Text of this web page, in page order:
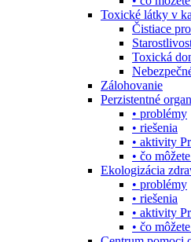
Toxické látky v
Čistiace
Toxická
Zálohovanie
Perzistentné
• problémy
• riešenia
• aktivity
• čo
Ekologizácia
• problémy
• riešenia
• aktivity
• čo